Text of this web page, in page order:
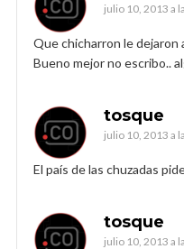
julio 10, 2013 a
Que chicharron le dejaron
Bueno mejor no escribo..
tosque
julio 10, 2013 a
El país de las chuzadas
tosque
julio 10, 2013 a